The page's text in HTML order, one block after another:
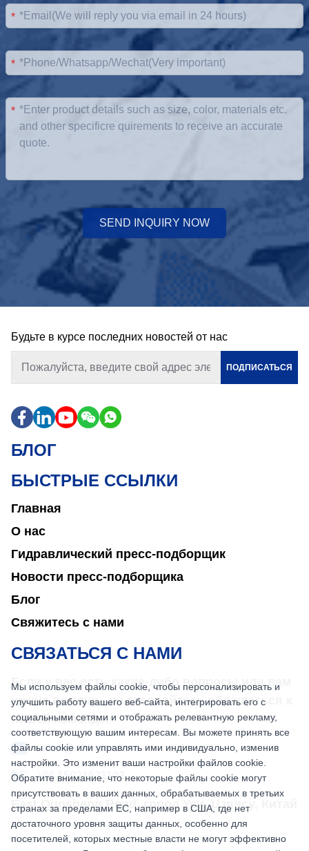
*
*
*
SEND INQUIRY NOW
Будьте в курсе последних новостей от нас
ПОДПИСАТЬСЯ
БЛОГ
БЫСТРЫЕ ССЫЛКИ
Главная
О нас
Гидравлический пресс-подборщик
Новости пресс-подборщика
Блог
Свяжитесь с нами
СВЯЗАТЬСЯ С НАМИ
Если у вас есть какие-либо вопросы или вам
нужна помощь, не стесняйтесь обращаться к
нашей команде.
sales@nkbaler.com
+86 15021631102
East Qunsheng Road, город Уси, Цзянсу, Китай
Мы используем файлы cookie, чтобы персонализировать и
улучшить работу вашего веб-сайта, интегрировать его с
социальными сетями и отображать релевантную рекламу,
соответствующую вашим интересам. Вы можете принять все
файлы cookie или управлять ими индивидуально, изменив
настройки. Это изменит ваши настройки файлов cookie.
Обратите внимание, что некоторые файлы cookie могут
присутствовать в ваших данных, обрабатываемых в третьих
странах за пределами ЕС, например в США, где нет
достаточного уровня защиты данных, особенно для
посетителей, которых местные власти не могут эффективно